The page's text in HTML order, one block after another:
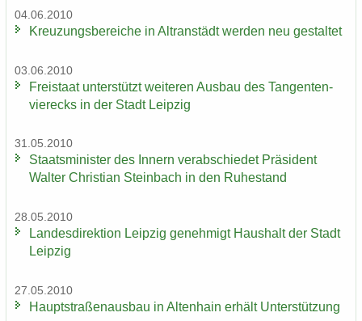
04.06.2010
Kreu­zungs­be­rei­che in Altran­städt wer­den neu ge­stal­tet
03.06.2010
Frei­staat un­ter­stützt wei­te­ren Aus­bau des Tan­gen­ten­
vier­ecks in der Stadt Leip­zig
31.05.2010
Staats­mi­nis­ter des In­nern ver­ab­schie­det Prä­si­dent
Wal­ter Chris­ti­an Stein­bach in den Ru­he­stand
28.05.2010
Lan­des­di­rek­ti­on Leip­zig ge­neh­migt Haus­halt der Stadt
Leip­zig
27.05.2010
Haupt­stra­ßen­aus­bau in Al­ten­hain er­hält Un­ter­stüt­zung